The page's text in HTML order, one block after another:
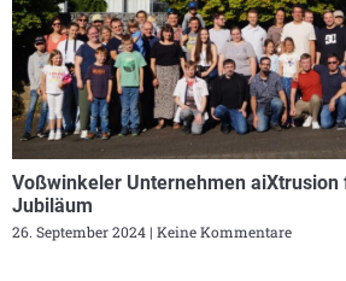
Voßwinkeler Unternehmen
Jubiläum
26. September 2024 Keine Kommentare